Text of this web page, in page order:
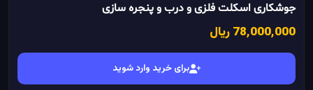
جوشکاری اسکلت فلزی و درب و پنجره سازی
78٬000٬000 ریال
برای خرید وارد شوید